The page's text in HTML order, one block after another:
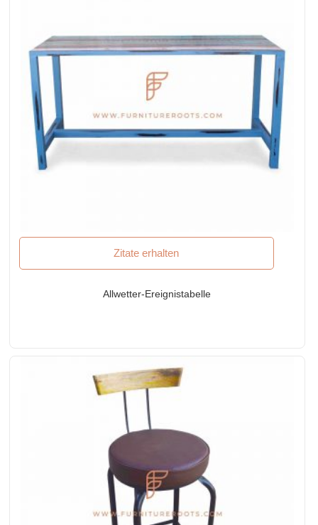
Zitate erhalten
Allwetter-Ereignistabelle